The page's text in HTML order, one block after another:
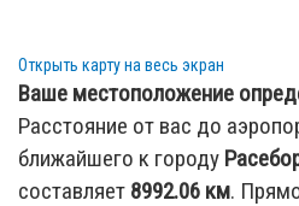
Открыть карту на весь экран
Ваше местоположение
Расстояние от вас до
ближайшего к городу
составляет 8992.06 км.